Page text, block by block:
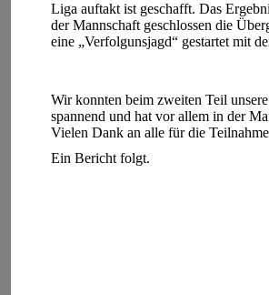
Liga auftakt ist geschafft. Das
der Mannschaft geschlossen die
eine „Verfolgunsjagd“ gestartet mit
Wir konnten beim zweiten Teil
spannend und hat vor allem in der
Vielen Dank an alle für die
Ein Bericht folgt.